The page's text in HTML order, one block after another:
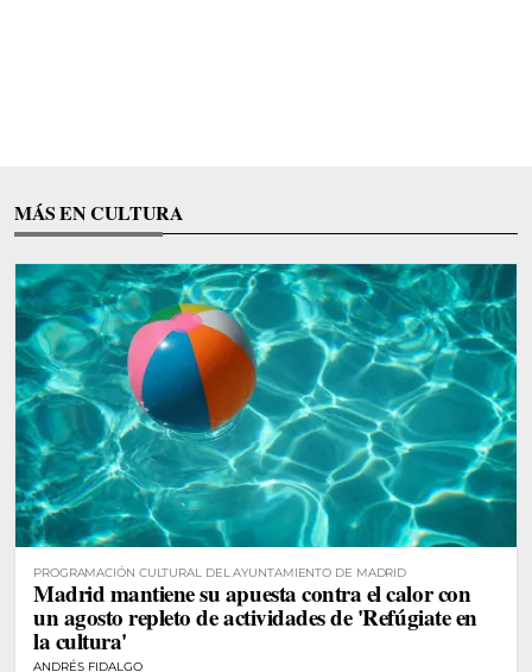
MÁS EN CULTURA
PROGRAMACIÓN CULTURAL DEL AYUNTAMIENTO DE MADRID
Madrid mantiene su apuesta contra el calor con
un agosto repleto de actividades de 'Refúgiate en
la cultura'
ANDRÉS FIDALGO